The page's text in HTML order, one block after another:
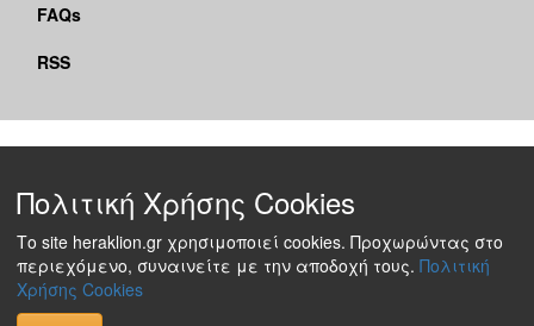
FAQs
RSS
Πολιτική Χρήσης Cookies
Το site heraklion.gr χρησιμοποιεί cookies. Προχωρώντας στο
περιεχόμενο, συναινείτε με την αποδοχή τους. Πολιτική
Χρήσης Cookies